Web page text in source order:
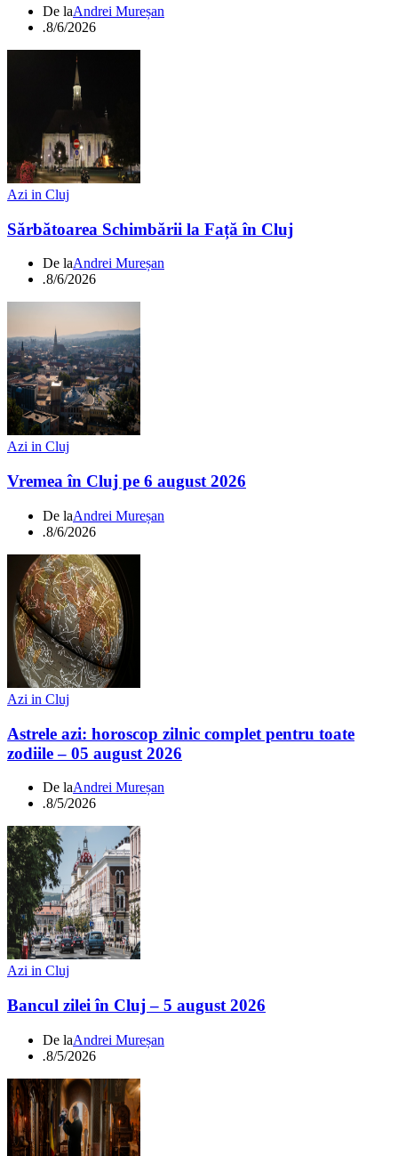
De laAndrei Mureșan
.8/6/2026
Azi in Cluj
Sărbătoarea Schimbării la Față în Cluj
De laAndrei Mureșan
.8/6/2026
Azi in Cluj
Vremea în Cluj pe 6 august 2026
De laAndrei Mureșan
.8/6/2026
Azi in Cluj
Astrele azi: horoscop zilnic complet pentru toate
zodiile – 05 august 2026
De laAndrei Mureșan
.8/5/2026
Azi in Cluj
Bancul zilei în Cluj – 5 august 2026
De laAndrei Mureșan
.8/5/2026